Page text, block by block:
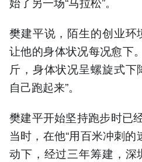
樊建平说，陌生的创业环
让他的身体状况每况愈下
斤，身体状况呈螺旋式
自己跑起来”。
樊建平开始坚持跑步时已
当时，在他“用百米冲刺的
动下，经过三年筹建，深